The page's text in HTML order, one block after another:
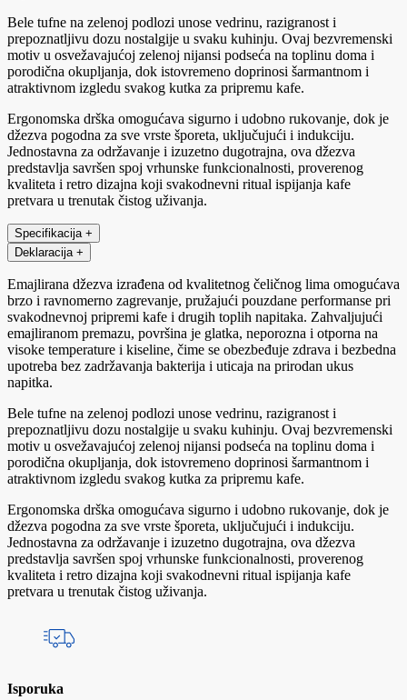
Bele tufne na zelenoj podlozi unose vedrinu, razigranost i
prepoznatljivu dozu nostalgije u svaku kuhinju. Ovaj bezvremenski
motiv u osvežavajućoj zelenoj nijansi podseća na toplinu doma i
porodična okupljanja, dok istovremeno doprinosi šarmantnom i
atraktivnom izgledu svakog kutka za pripremu kafe.
Ergonomska drška omogućava sigurno i udobno rukovanje, dok je
džezva pogodna za sve vrste šporeta, uključujući i indukciju.
Jednostavna za održavanje i izuzetno dugotrajna, ova džezva
predstavlja savršen spoj vrhunske funkcionalnosti, proverenog
kvaliteta i retro dizajna koji svakodnevni ritual ispijanja kafe
pretvara u trenutak čistog uživanja.
Specifikacija +
Deklaracija +
Emajlirana džezva izrađena od kvalitetnog čeličnog lima omogućava
brzo i ravnomerno zagrevanje, pružajući pouzdane performanse pri
svakodnevnoj pripremi kafe i drugih toplih napitaka. Zahvaljujući
emajliranom premazu, površina je glatka, neporozna i otporna na
visoke temperature i kiseline, čime se obezbeđuje zdrava i bezbedna
upotreba bez zadržavanja bakterija i uticaja na prirodan ukus
napitka.
Bele tufne na zelenoj podlozi unose vedrinu, razigranost i
prepoznatljivu dozu nostalgije u svaku kuhinju. Ovaj bezvremenski
motiv u osvežavajućoj zelenoj nijansi podseća na toplinu doma i
porodična okupljanja, dok istovremeno doprinosi šarmantnom i
atraktivnom izgledu svakog kutka za pripremu kafe.
Ergonomska drška omogućava sigurno i udobno rukovanje, dok je
džezva pogodna za sve vrste šporeta, uključujući i indukciju.
Jednostavna za održavanje i izuzetno dugotrajna, ova džezva
predstavlja savršen spoj vrhunske funkcionalnosti, proverenog
kvaliteta i retro dizajna koji svakodnevni ritual ispijanja kafe
pretvara u trenutak čistog uživanja.
Isporuka